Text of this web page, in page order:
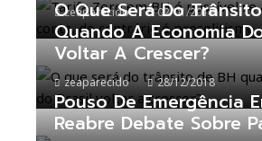
zeaparecido 02/01/2019
O Que Será Do
Quando A Economia
Voltar A Crescer?
zeaparecido 28/12/2018
Pouso De Emergência
Reabre Debate Sobre